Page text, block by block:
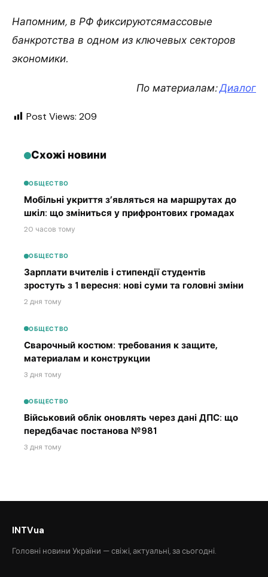
Напомним, в РФ фиксируютсямассовые
банкротства в одном из ключевых секторов
экономики.
По материалам:Диалог
Post Views: 209
Схожі новини
ОБЩЕСТВО
Мобільні укриття з’являться на маршрутах до
шкіл: що зміниться у прифронтових громадах
20 часов тому
ОБЩЕСТВО
Зарплати вчителів і стипендії студентів
зростуть з 1 вересня: нові суми та головні зміни
2 дня тому
ОБЩЕСТВО
Сварочный костюм: требования к защите,
материалам и конструкции
3 дня тому
ОБЩЕСТВО
Військовий облік оновлять через дані ДПС: що
передбачає постанова №981
3 дня тому
INTVua
Головні новини України — свіжі, актуальні, за сьогодні.